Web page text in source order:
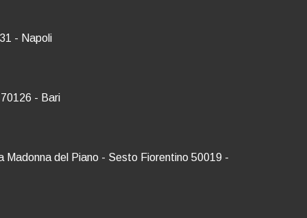
- Napoli
- Bari
Madonna del Piano - Sesto Fiorentino 50019 -